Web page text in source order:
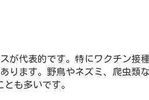
が代表的です。特にワクチン接
ります。野鳥やネズミ、爬虫類
も多いです。